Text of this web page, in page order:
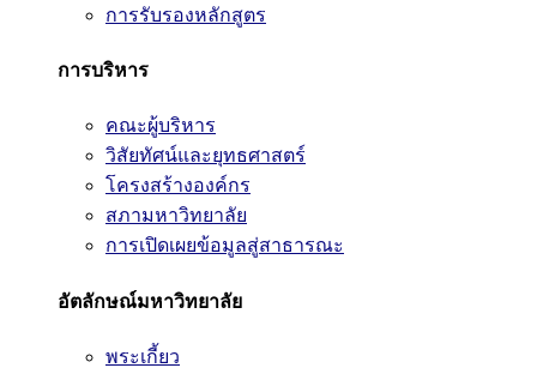
การรับรองหลักสูตร
การบริหาร
คณะผู้บริหาร
วิสัยทัศน์และยุทธศาสตร์
โครงสร้างองค์กร
สภามหาวิทยาลัย
การเปิดเผยข้อมูลสู่สาธารณะ
อัตลักษณ์มหาวิทยาลัย
พระเกี้ยว